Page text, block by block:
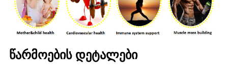
წარმოების დეტალები